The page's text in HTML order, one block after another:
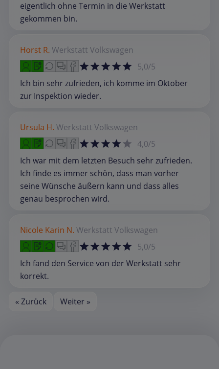
eigentlich ohne Termin in die Werkstatt
gekommen bin.
Horst R. Werkstatt Volkswagen
5,0/5
Ich bin sehr zufrieden, ich komme im Oktober
zur Inspektion wieder.
Ursula H. Werkstatt Volkswagen
4,0/5
Ich war mit dem letzten Besuch sehr zufrieden.
Ich finde es immer schön, dass man vorher
seine Wünsche äußern kann und dass alles
genau besprochen wird.
Nicole Karin N. Werkstatt Volkswagen
5,0/5
Ich fand den Service von der Werkstatt sehr
korrekt.
« Zurück Weiter »